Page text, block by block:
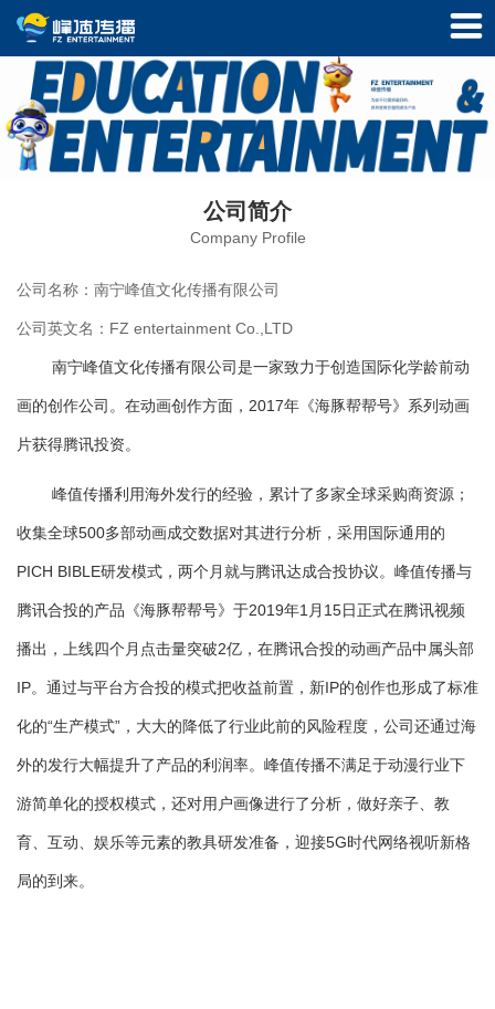
公司简介
Company Profile
公司名称：南宁峰值文化传播有限公司
公司英文名：FZ entertainment Co.,LTD
南宁峰值文化传播有限公司是一家致力于创造国际化学龄前动
画的创作公司。在动画创作方面， 2017年《海豚帮帮号》系列动画
片获得腾讯投资。
峰值传播利用海外发行的经验，累计了多家全球采购商资源；
收集全球500多部动画成交数据对其进行分析，采用国际通用的
PICH BIBLE研发模式，两个月就与腾讯达成合投协议。峰值传播与
腾讯合投的产品《海豚帮帮号》于2019年1月15日正式在腾讯视频
播出，上线四个月点击量突破2亿，在腾讯合投的动画产品中属头部
IP。通过与平台方合投的模式把收益前置，新IP的创作也形成了标准
化的“生产模式”，大大的降低了行业此前的风险程度，公司还通过海
外的发行大幅提升了产品的利润率。峰值传播不满足于动漫行业下
游简单化的授权模式，还对用户画像进行了分析，做好亲子、教
育、互动、娱乐等元素的教具研发准备，迎接5G时代网络视听新格
局的到来。